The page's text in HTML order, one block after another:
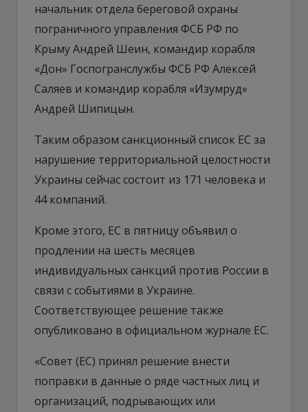
начальник отдела береговой охраны
пограничного управления ФСБ РФ по
Крыму Андрей Шеин, командир корабля
«Дон» Госпогранслужбы ФСБ РФ Алексей
Саляев и командир корабля «Изумруд»
Андрей Шипицын.
Таким образом санкционный список ЕС за
нарушение территориальной целостности
Украины сейчас состоит из 171 человека и
44 компаний.
Кроме этого, ЕС в пятницу объявил о
продлении на шесть месяцев
индивидуальных санкций против России в
связи с событиями в Украине.
Соответствующее решение также
опубликовано в официальном журнале ЕС.
«Совет (ЕС) принял решение внести
поправки в данные о ряде частных лиц и
организаций, подрывающих или